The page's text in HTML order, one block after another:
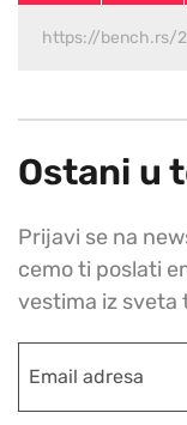
Ostani u
Prijavi se na
cemo ti poslati
vestima iz sveta